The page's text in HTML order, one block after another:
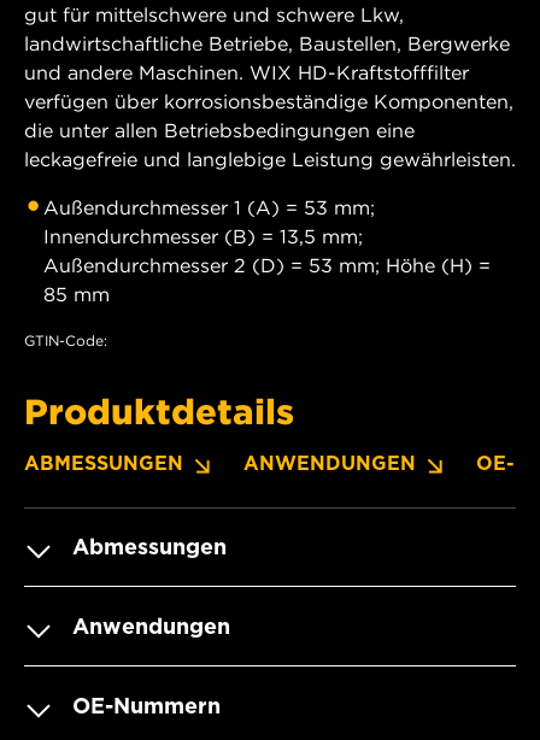
gut für mittelschwere und schwere Lkw,
landwirtschaftliche Betriebe, Baustellen, Bergwerke
und andere Maschinen. WIX HD-Kraftstofffilter
verfügen über korrosionsbeständige Komponenten,
die unter allen Betriebsbedingungen eine
leckagefreie und langlebige Leistung gewährleisten.
Außendurchmesser 1 (A) = 53 mm;
Innendurchmesser (B) = 13,5 mm;
Außendurchmesser 2 (D) = 53 mm; Höhe (H) =
85 mm
GTIN-Code:
Produktdetails
ABMESSUNGEN ANWENDUNGEN OE-
Abmessungen
Anwendungen
OE-Nummern